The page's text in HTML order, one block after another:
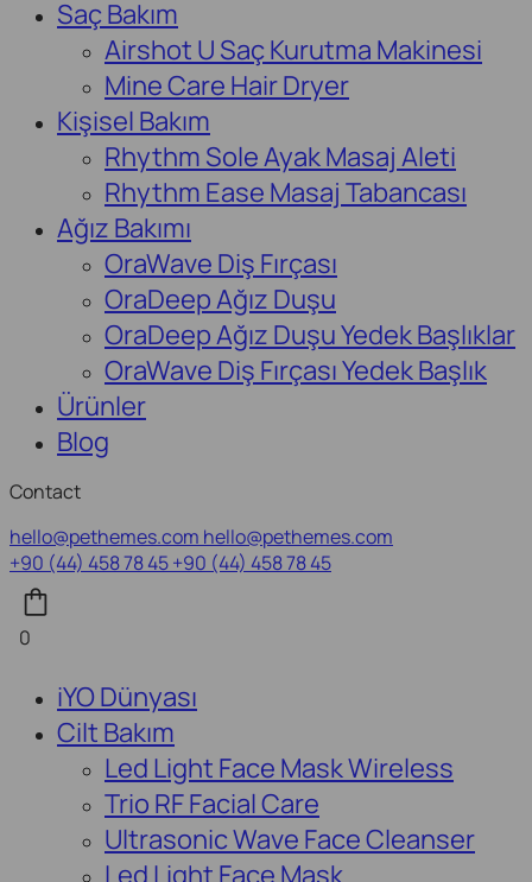
Saç Bakım
Airshot U Saç Kurutma Makinesi
Mine Care Hair Dryer
Kişisel Bakım
Rhythm Sole Ayak Masaj Aleti
Rhythm Ease Masaj Tabancası
Ağız Bakımı
OraWave Diş Fırçası
OraDeep Ağız Duşu
OraDeep Ağız Duşu Yedek Başlıklar
OraWave Diş Fırçası Yedek Başlık
Ürünler
Blog
Contact
hello@pethemes.com hello@pethemes.com
+90 (44) 458 78 45+90 (44) 458 78 45
0
iYO Dünyası
Cilt Bakım
Led Light Face Mask Wireless
Trio RF Facial Care
Ultrasonic Wave Face Cleanser